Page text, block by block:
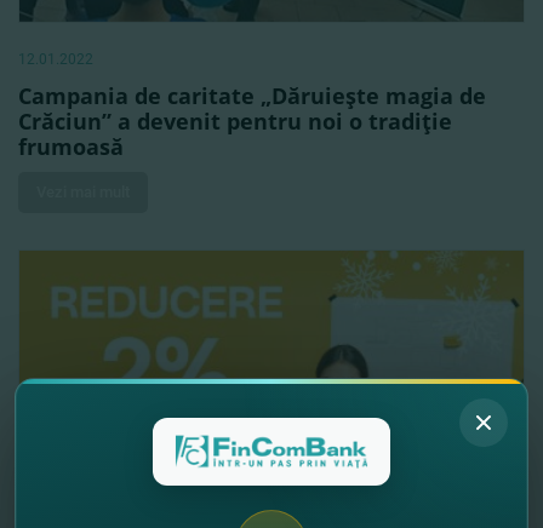
12.01.2022
Campania de caritate „Dăruieşte magia de
Crăciun” a devenit pentru noi o tradiţie
frumoasă